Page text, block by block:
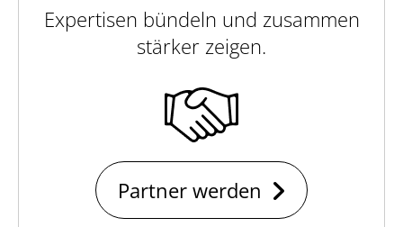
Expertisen bündeln und zusammen
stärker zeigen.
Partner werden